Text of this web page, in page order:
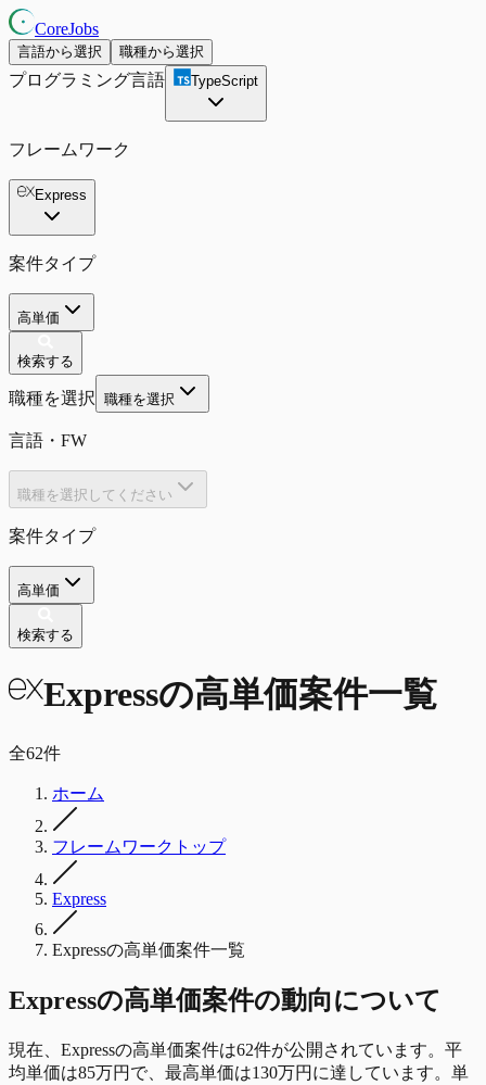
CoreJobs
言語から選択 職種から選択
プログラミング言語 TypeScript
フレームワーク
Express
案件タイプ
高単価
検索する
職種を選択 職種を選択
言語・FW
職種を選択してください
案件タイプ
高単価
検索する
Expressの高単価案件一覧
全62件
ホーム
フレームワークトップ
Express
Expressの高単価案件一覧
Expressの高単価案件の動向について
現在、Expressの高単価案件は62件が公開されています。平
均単価は85万円で、最高単価は130万円に達しています。単